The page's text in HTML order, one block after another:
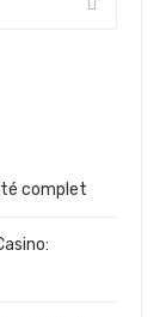
complet